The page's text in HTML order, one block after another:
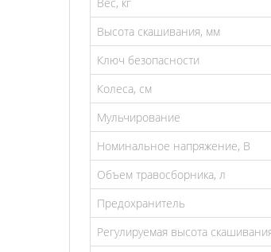
Высота скашивания, мм
Ключ безопасности
Колеса, см
Мульчирование
Номинальное напряжение, В
Объем травосборника, л
Предохранитель
Регулируемая высота